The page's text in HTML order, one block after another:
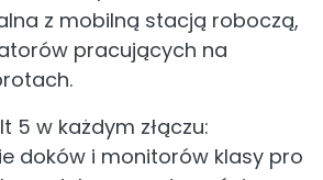
z mobilną stacją roboczą,
pracujących na
5 w każdym złączu:
doków i monitorów klasy pro